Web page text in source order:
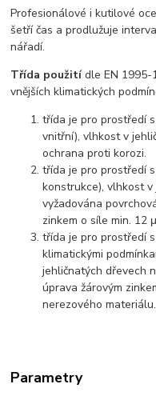
Profesionálové i kutilové
šetří čas a prodlužuje
nářadí.
Třída použitídle EN 1995-
vnějších klimatických
třída je pro prostředí
vnitřní), vlhkost v
ochrana proti korozi.
třída je pro prostředí
konstrukce), vlhkost
vyžadována
zinkem o síle min. 12
třída je pro prostředí
klimatickými
jehličnatých dřevech
úprava žárovým
nerezového materiálu.
Parametry